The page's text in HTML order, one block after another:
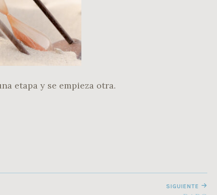
etapa y se empieza otra.
SIGUIENTE